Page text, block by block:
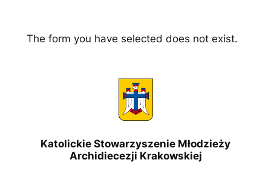
The form you have selected does not exist.
Katolickie Stowarzyszenie Młodzieży
Archidiecezji Krakowskiej